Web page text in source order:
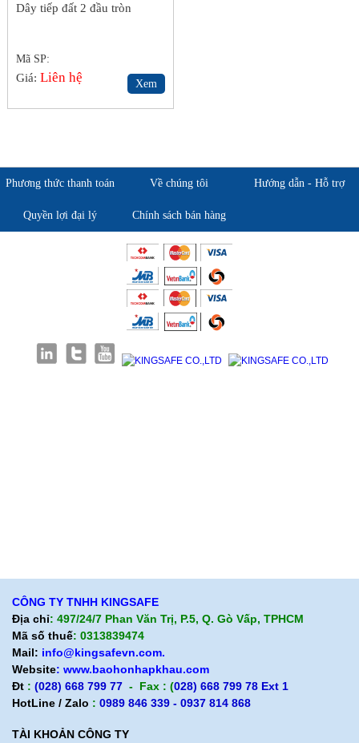
Dây tiếp đất 2 đầu tròn
Mã SP:
Giá:Liên hệ Xem
Phương thức thanh toán Về chúng tôi Hướng dẫn - Hỗ trợ
Quyền lợi đại lý Chính sách bán hàng
CÔNG TY TNHH KINGSAFE
Địa chỉ: 497/24/7 Phan Văn Trị, P.5, Q. Gò Vấp, TPHCM
Mã số thuế: 0313839474
Mail: info@kingsafevn.com.
Website: www.baohonhapkhau.com
Đt : (028) 668 799 77 - Fax : (028) 668 799 78 Ext 1
HotLine / Zalo : 0989 846 339 - 0937 814 868
TÀI KHOẢN CÔNG TY